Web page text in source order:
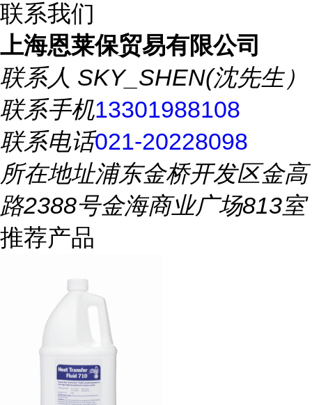
联系我们
上海恩莱保贸易有限公司
联系人 SKY_SHEN(沈先生）
联系手机13301988108
联系电话021-20228098
所在地址浦东金桥开发区金高
路2388号金海商业广场813室
推荐产品